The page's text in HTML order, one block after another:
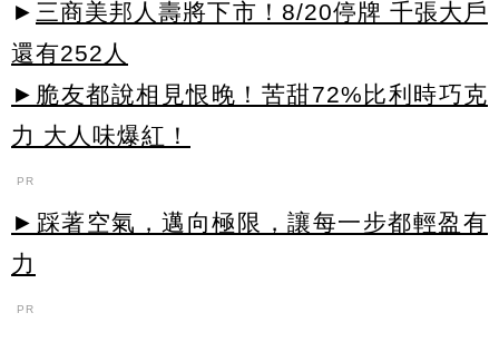
► 三商美邦人壽將下市！8/20停牌 千張大戶
還有252人
►脆友都說相見恨晚！苦甜72%比利時巧克
力 大人味爆紅！
PR
►踩著空氣，邁向極限，讓每一步都輕盈有
力
PR